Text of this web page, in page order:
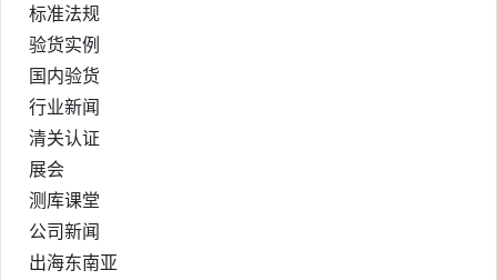
标准法规
验货实例
国内验货
行业新闻
清关认证
展会
测库课堂
公司新闻
出海东南亚